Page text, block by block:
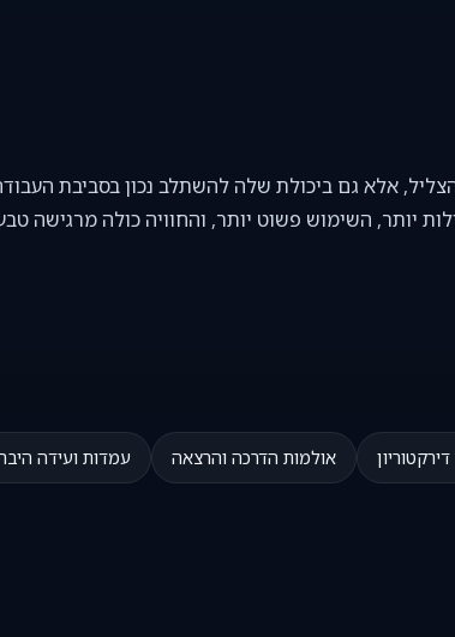
יותר, השימוש פשוט יותר, והחוויה כולה מרגישה
אולמות הדרכה והרצאה עמדות ועידה